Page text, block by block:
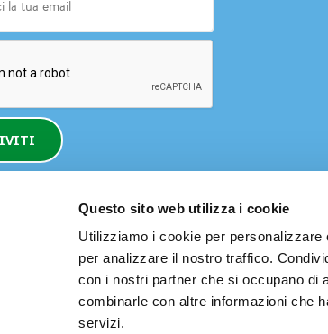
Questo sito web utilizza i cookie
Utilizziamo i cookie per
per analizzare il nostro traffico.
con i nostri partner che si occupano di
combinarle con altre informazioni che
servizi.